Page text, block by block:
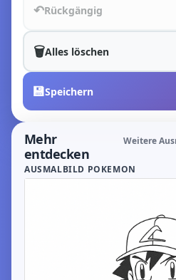
↶Rückgängig
🗑️Alles löschen
💾Speichern
Mehr
entdecken
Weitere
AUSMALBILD POKEMON